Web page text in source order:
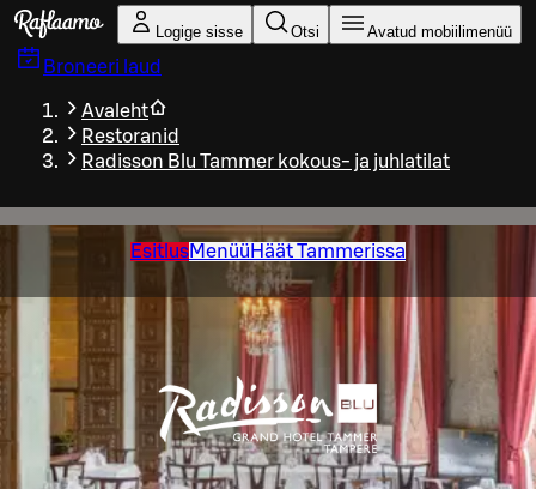
Liigu peamise sisu juurde
Logige sisse Otsi Avatud mobiilimenüü
Broneeri laud
Avaleht
Restoranid
Radisson Blu Tammer kokous- ja juhlatilat
EsitlusMenüü Häät Tammerissa